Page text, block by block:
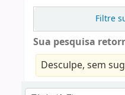
Filtre
Sua pesquisa
Desculpe, sem